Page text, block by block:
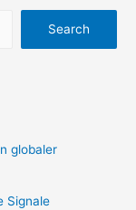
Search
globaler
Signale